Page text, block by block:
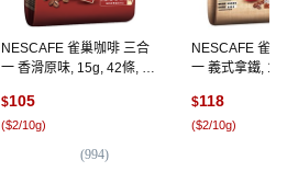
NESCAFE 雀巢咖啡 三合
一 香滑原味, 15g, 42條, 1
$105
($2/10g)
(994)
NESCAFE 雀
一 義式拿鐵,
$118
($2/10g)